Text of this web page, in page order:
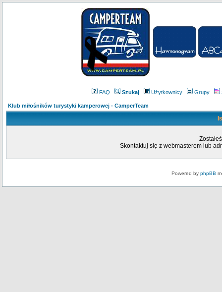
FAQ Szukaj Użytkownicy Grupy
Klub miłośników turystyki kamperowej - CamperTeam
Skontaktuj się z webmasterem lub
Powered by phpBB